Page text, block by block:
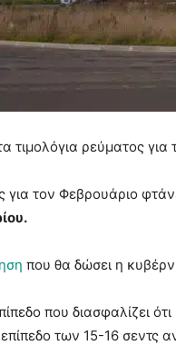
ρεύματος για
για τον Φεβρουάριο
που θα δώσει η
που διασφαλίζει ότι
των 15-16 σεντς